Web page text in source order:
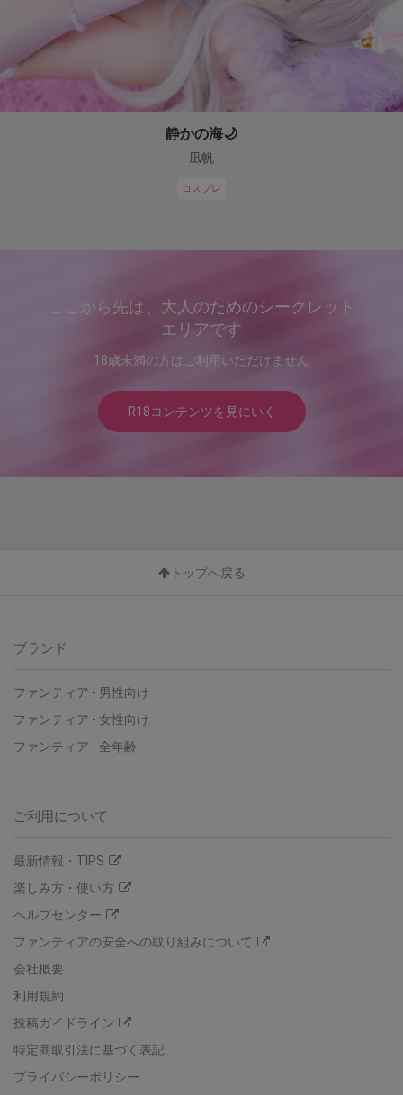
静かの海🌙
凪帆
コスプレ
ここから先は、大人のためのシークレット
エリアです
18歳未満の方はご利用いただけません
R18コンテンツを見にいく
トップへ戻る
ブランド
ファンティア - 男性向け
ファンティア - 女性向け
ファンティア - 全年齢
ご利用について
最新情報・TIPS
楽しみ方・使い方
ヘルプセンター
ファンティアの安全への取り組みについて
会社概要
利用規約
投稿ガイドライン
特定商取引法に基づく表記
プライバシーポリシー